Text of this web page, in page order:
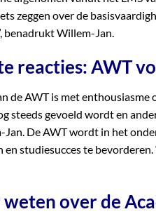
zeggen over de
benadrukt Willem-Jan.
reacties: AWT
de AWT is met
steeds gevoeld wordt en
De AWT wordt in het
en studiesucces te
over de